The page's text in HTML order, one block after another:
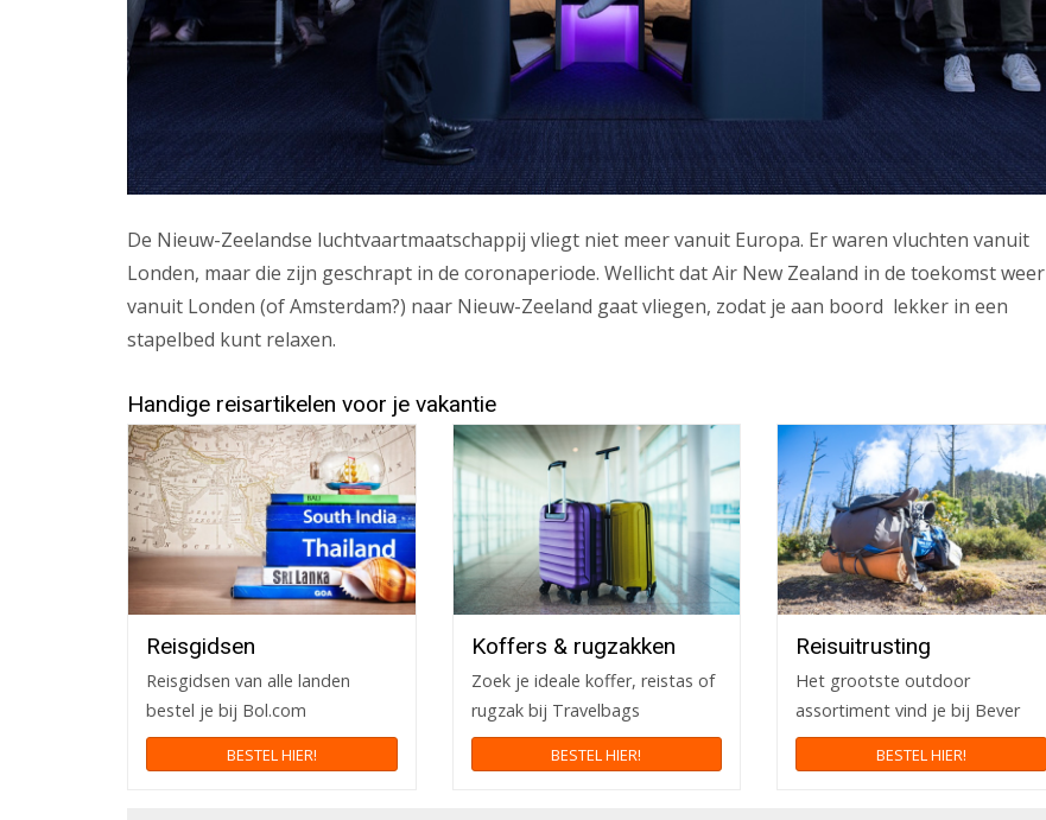
De Nieuw-Zeelandse luchtvaartmaatschappij vliegt niet meer vanuit Europa. Er waren vluchten vanuit
Londen, maar die zijn geschrapt in de coronaperiode. Wellicht dat Air New Zealand in de toekomst weer
vanuit Londen (of Amsterdam?) naar Nieuw-Zeeland gaat vliegen, zodat je aan boord lekker in een
stapelbed kunt relaxen.
Handige reisartikelen voor je vakantie
Reisgidsen
Reisgidsen van alle landen
bestel je bij Bol.com
BESTEL HIER!
Koffers & rugzakken
Zoek je ideale koffer, reistas of
rugzak bij Travelbags
BESTEL HIER!
Reisuitrusting
Het grootste outdoor
assortiment vind je bij Bever
BESTEL HIER!